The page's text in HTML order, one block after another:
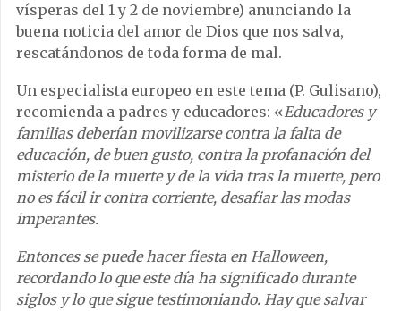
vísperas del 1 y 2 de noviembre) anunciando la
buena noticia del amor de Dios que nos salva,
rescatándonos de toda forma de mal.
Un especialista europeo en este tema (P. Gulisano),
recomienda a padres y educadores: «Educadores y
familias deberían movilizarse contra la falta de
educación, de buen gusto, contra la profanación del
misterio de la muerte y de la vida tras la muerte, pero
no es fácil ir contra corriente, desafiar las modas
imperantes.
Entonces se puede hacer fiesta en Halloween,
recordando lo que este día ha significado durante
siglos y lo que sigue testimoniando. Hay que salvar